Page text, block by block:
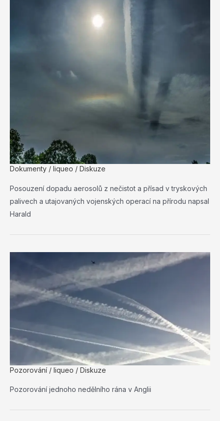
Dokumenty / liqueo / Diskuze
Posouzení dopadu aerosolů z nečistot a přísad v tryskových
palivech a utajovaných vojenských operací na přírodu napsal
Harald
Pozorování / liqueo / Diskuze
Pozorování jednoho nedělního rána v Anglii